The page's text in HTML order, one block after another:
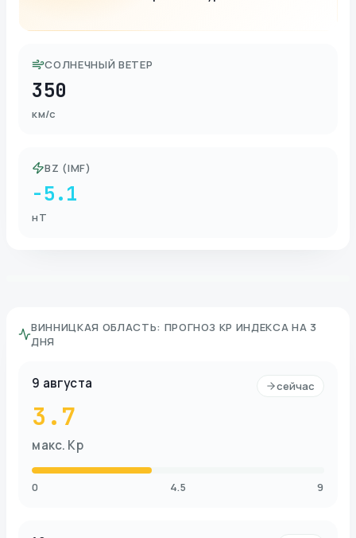
СОЛНЕЧНЫЙ ВЕТЕР
350
км/с
BZ (IMF)
-5.1
нТ
ВИННИЦКАЯ ОБЛАСТЬ: ПРОГНОЗ KP ИНДЕКСА НА 3
ДНЯ
9 августа
3.7
макс. Kp
сейчас
0 4.5 9